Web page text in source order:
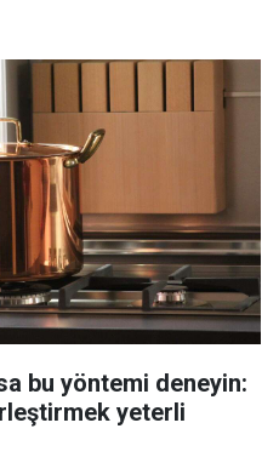
bu yöntemi deneyin:
yeterli